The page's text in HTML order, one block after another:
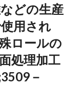
どの生産
用され
ロールの
処理加工
－